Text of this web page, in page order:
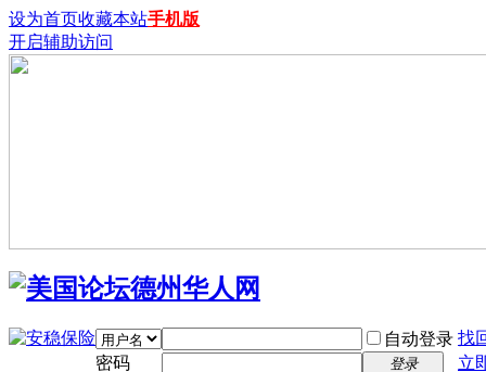
设为首页收藏本站手机版
开启辅助访问
自动登录 找
密码
登录 立